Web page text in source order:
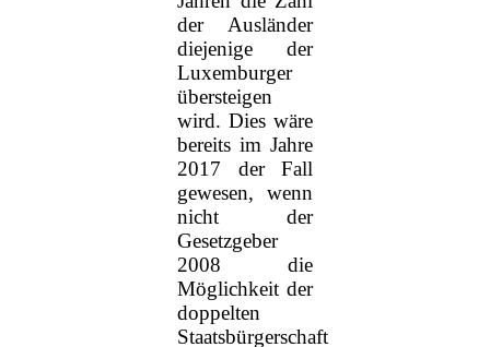
der Ausländer
diejenige der
Luxemburger
übersteigen
wird. Dies wäre
bereits im Jahre
2017 der Fall
gewesen, wenn
nicht der
Gesetzgeber
2008 die
Möglichkeit der
doppelten
Staatsbürgerschaft